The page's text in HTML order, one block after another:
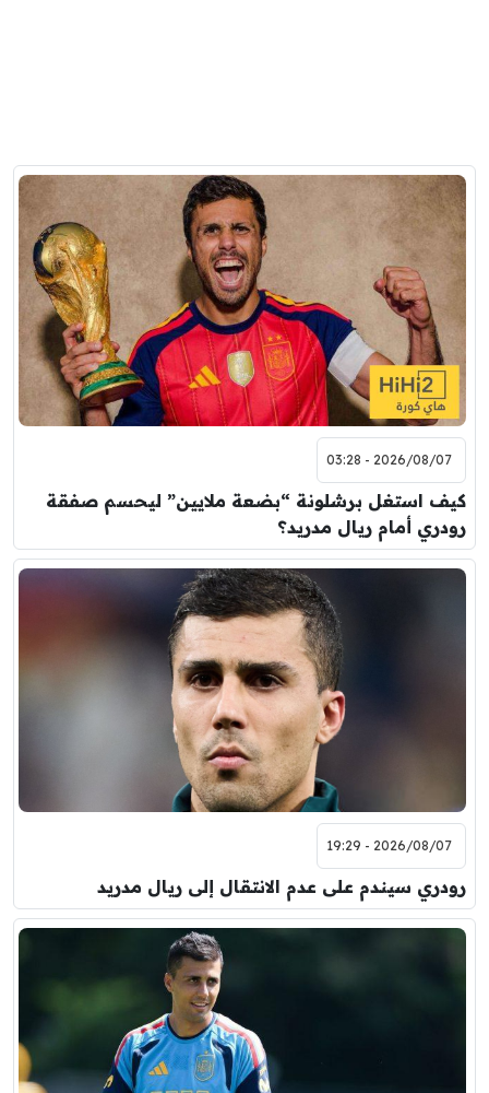
2026/08/07 - 03:28
كيف استغل برشلونة “بضعة ملايين” ليحسم صفقة
رودري أمام ريال مدريد؟
2026/08/07 - 19:29
رودري سيندم على عدم الانتقال إلى ريال مدريد